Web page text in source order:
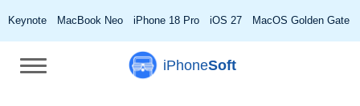
Keynote MacBook Neo iPhone 18 Pro iOS 27 MacOS Golden Gate
iPhoneSoft